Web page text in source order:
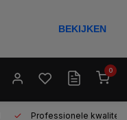
0
Professionele kwaliteit
BEKIJKEN